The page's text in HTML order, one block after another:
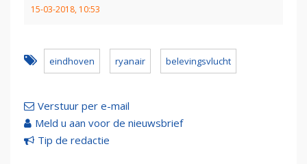
15-03-2018, 10:53
eindhoven ryanair belevingsvlucht
Verstuur per e-mail
Meld u aan voor de nieuwsbrief
Tip de redactie